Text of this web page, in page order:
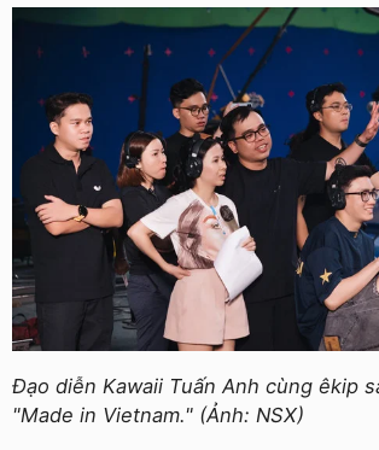
Đạo diễn Kawaii Tuấn Anh cùng êkip
"Made in Vietnam." (Ảnh: NSX)